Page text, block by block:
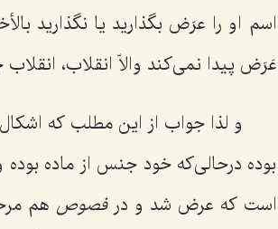
اسم او را عرَض بگذارید یا نگذارید
عَرَض پیدا نمى‌کند والاّ انقلاب،
و لذا جواب از این مطلب که
بوده درحالى‌که خود جنس از ماده
است که عرض شد و درفصوص هم